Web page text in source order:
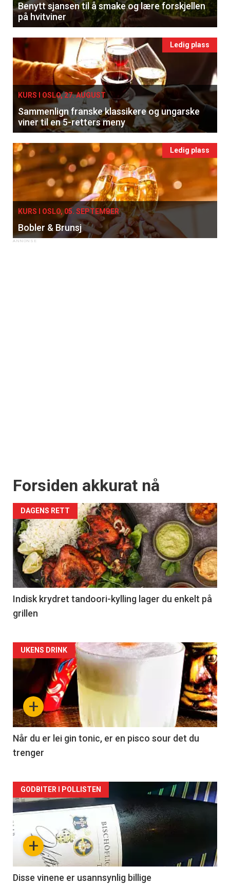
Benytt sjansen til å smake og lære forskjellen
på hvitviner
Ledig plass
KURS I OSLO, 27. AUGUST
Sammenlign franske klassikere og ungarske
viner til en 5-retters meny
Ledig plass
KURS I OSLO, 05. SEPTEMBER
Bobler & Brunsj
Forsiden akkurat nå
DAGENS RETT
Indisk krydret tandoori-kylling lager du enkelt på
grillen
Forsiden
akkurat
nå
-
2
+
UKENS DRINK
Når du er lei gin tonic, er en pisco sour det du
trenger
Forsiden
akkurat
nå
3
+
GODBITER I POLLISTEN
Disse vinene er usannsynlig billige